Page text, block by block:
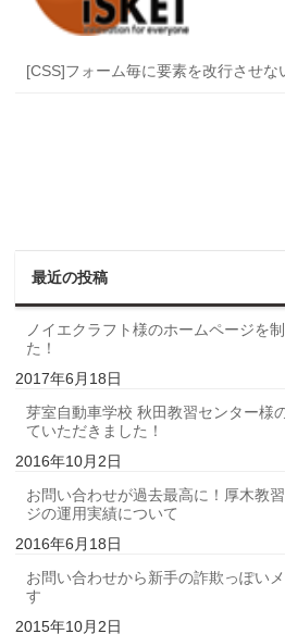
[CSS]フォーム毎に要素を改行させな
最近の投稿
ノイエクラフト様のホームページを
た！
2017年6月18日
芽室自動車学校 秋田教習センター様
ていただきました！
2016年10月2日
お問い合わせが過去最高に！厚木教
ジの運用実績について
2016年6月18日
お問い合わせから新手の詐欺っぽい
す
2015年10月2日